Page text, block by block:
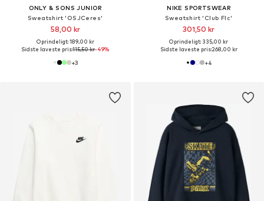
ONLY & SONS JUNIOR
Sweatshirt 'OSJCeres'
58,00 kr
Oprindeligt: 189,00 kr
Sidste laveste pris:115,50 kr-49%
+3
NIKE SPORTSWEAR
Sweatshirt 'Club Flc'
301,50 kr
Oprindeligt: 335,00 kr
Sidste laveste pris:268,00 kr
+4